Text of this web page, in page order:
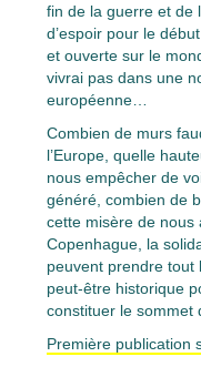
fin de la guerre et de
d’espoir pour le
et ouverte sur le
vivrai pas dans une
européenne…
Combien de murs
l’Europe, quelle
nous empêcher de
généré, combien de
cette misère de nous
Copenhague, la
peuvent prendre tout
peut-être historique
constituer le sommet
Première publication